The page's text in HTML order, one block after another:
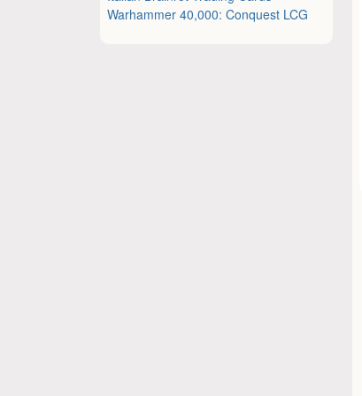
Warhammer 40,000: Conquest LCG